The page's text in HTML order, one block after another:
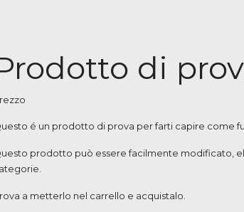
di
é un prodotto di prova per farti capire come
prodotto può essere facilmente modificato,
a metterlo nel carrello e acquistalo.